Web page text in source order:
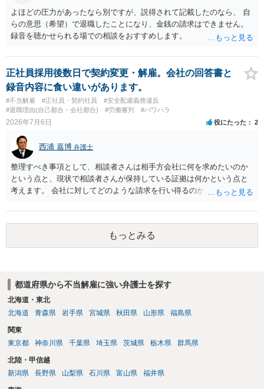
よほどの圧力があったなら別ですが、説得されて記載したのなら、 自
らの意思（希望）で退職したことになり、金銭の請求はできません。
録音を聴かせられる場での相談をおすすめします。
正社員採用後数日で契約変更・解雇。会社の回答書と
録音内容に食い違いがあります。
#不当解雇 #正社員・契約社員
#安全配慮義務違反
#退職理由(自己都合・会社都合)
#労働審判 #パワハラ
2026年7月6日 役にたった 2
西浦 嘉博 弁護士
整理すべき事項として、相談者さんは相手方会社に何を求めたいのか
という点と、現状で相談者さんが保持している証拠は何かという点と
考えます。 会社に対してどのような請求を行い得るのか、また、どう
事務所での相談を検討いただければと思われます。 上記、ご参考くだ
さい。
もっとみる
都道府県から不当解雇に強い弁護士を探す
北海道・東北
北海道
青森県 岩手県 宮城県 秋田県 山形県 福島県
関東
東京都
神奈川県 千葉県 埼玉県 茨城県 栃木県 群馬県
北陸・甲信越
新潟県
長野県 山梨県 石川県 富山県 福井県